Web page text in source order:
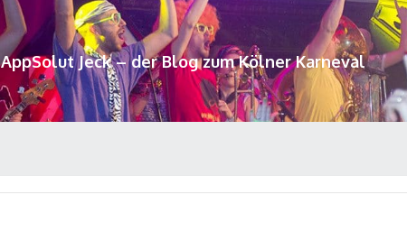
AppSolut Jeck – der Blog zum Kölner Karneval